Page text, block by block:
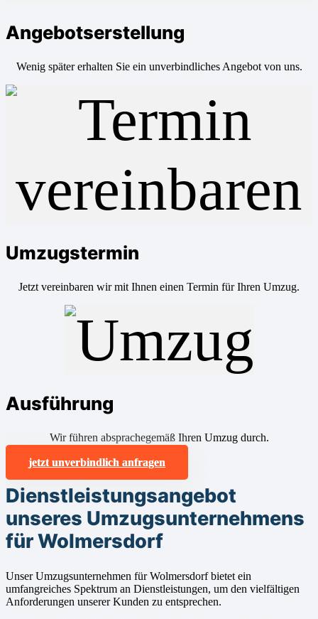
Angebotserstellung
Wenig später erhalten Sie ein unverbindliches Angebot von uns.
Umzugstermin
Jetzt vereinbaren wir mit Ihnen einen Termin für Ihren Umzug.
Ausführung
Wir führen absprachegemäß Ihren Umzug durch.
jetzt unverbindlich anfragen
Dienstleistungsangebot
unseres Umzugsunternehmens
für Wolmersdorf
Unser Umzugsunternehmen für Wolmersdorf bietet ein
umfangreiches Spektrum an Dienstleistungen, um den vielfältigen
Anforderungen unserer Kunden zu entsprechen.